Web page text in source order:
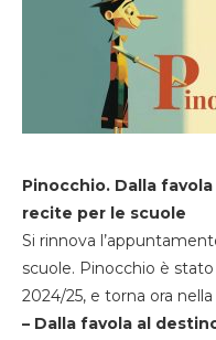
Pinocchio. Dalla
recite per le scuole
Si rinnova
scuole. Pinocchio è
2024/25, e torna ora
– Dalla favola al